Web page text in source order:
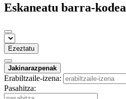
Eskaneatu barra-kodea
Ezeztatu
Jakinarazpenak
Erabiltzaile-izena:
Pasahitza: